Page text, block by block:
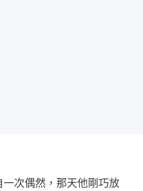
次偶然，那天他剛巧放